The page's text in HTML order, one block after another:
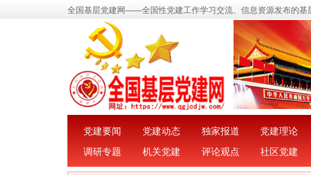
全国基层党建网——全国性党建工作学习交流、信息资源发布的基
党建要闻 党建动态 独家报道 党建理论
调研专题
机关党建 评论观点 社区党建